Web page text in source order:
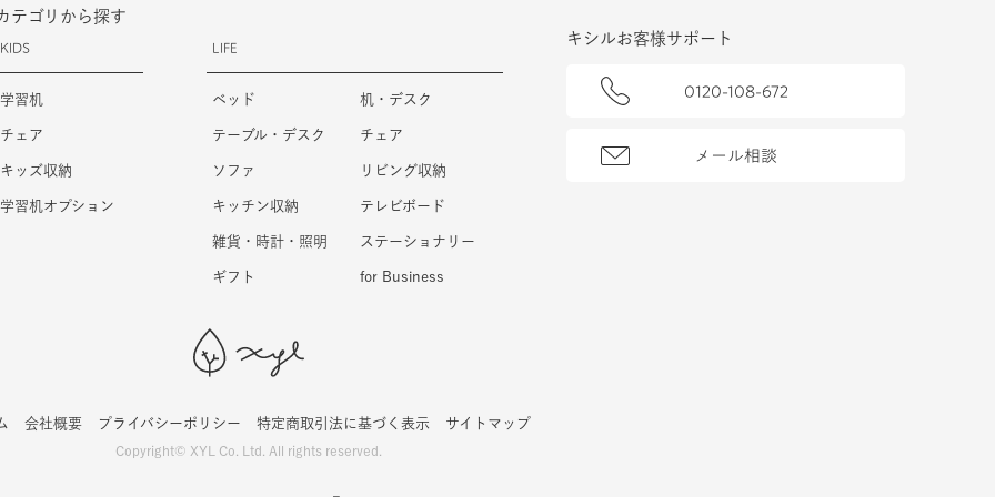
テゴリから探す
KIDS
学習机
チェア
キッズ収納
学習机オプション
LIFE
ベッド 机・デスク
テーブル・デスク チェア
ソファ リビング収納
キッチン収納 テレビボード
雑貨・時計・照明 ステーショナリー
ギフト for Business
キシルお客様サポート
0120-108-672
メール相談
会社概要 プライバシーポリシー 特定商取引法に基づく表示 サイトマップ
Copyright© XYL Co. Ltd. All rights reserved.